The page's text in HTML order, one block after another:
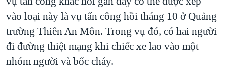
vào loại này là vụ tấn công hồi tháng 10 ở Quảng
trường Thiên An Môn. Trong vụ đó, có hai người
đi đường thiệt mạng khi chiếc xe lao vào một
nhóm người và bốc cháy.